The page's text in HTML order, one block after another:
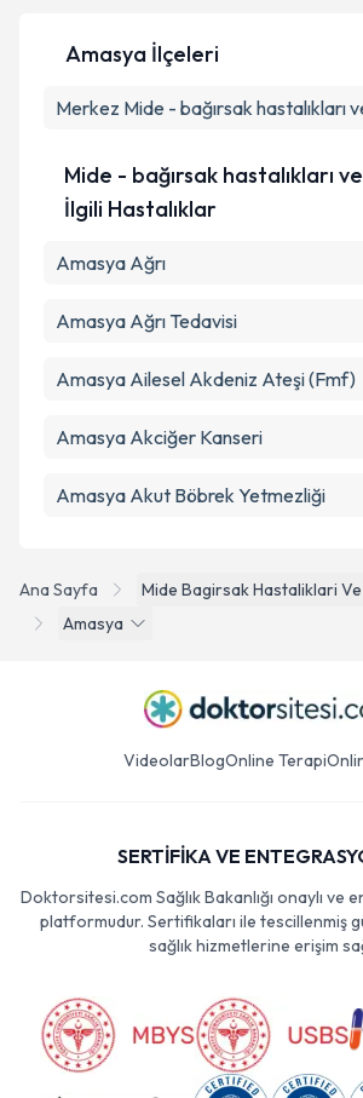
Kişisel verilerimin işlenmesine
Ana Sayfa
Mide Bagirsak Hastaliklari
Amasya
Amasya İlçeleri
Merkez Mide - bağırsak hastalıkları
Mide - bağırsak hastalıkları
İlgili Hastalıklar
Amasya Ağrı
Amasya Ağrı Tedavisi
Amasya Ailesel Akdeniz Ateşi (Fmf)
Amasya Akciğer Kanseri
Amasya Akut Böbrek Yetmezliği
VideolarBlogOnline Terapi
SERTİFİKA VE
Doktorsitesi.com Sağlık Bakanlığı onaylı ve
platformudur. Sertifikaları ile tescillenmiş
sağlık hizmetlerine erişim